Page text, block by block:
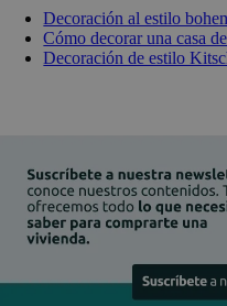
Decoración al estilo
Cómo decorar una casa
Decoración de estilo